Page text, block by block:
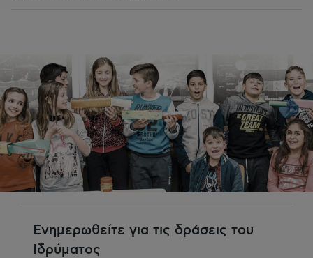
Ενημερωθείτε για τις δράσεις του
Ιδρύματος